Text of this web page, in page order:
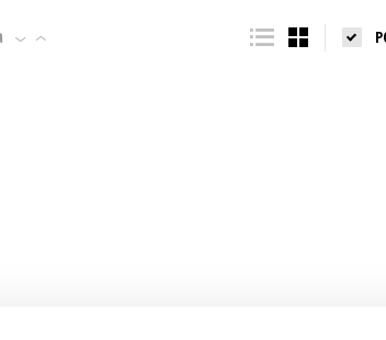
Populárně - naučné pro děti
Young